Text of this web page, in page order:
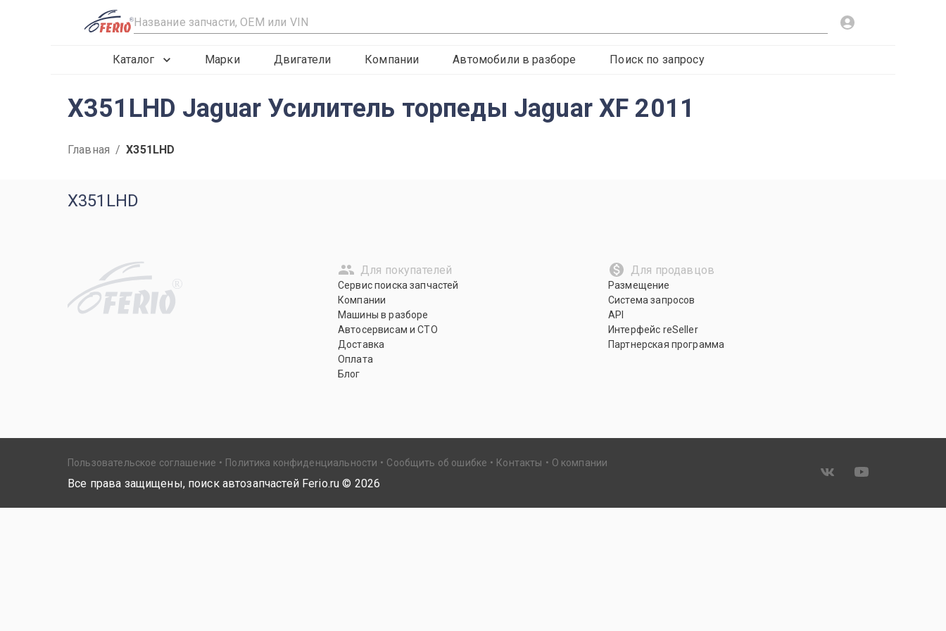
R
Каталог Марки Двигатели Компании Автомобили в разборе Поиск по запросу
X351LHD Jaguar Усилитель торпеды Jaguar XF 2011
Главная / X351LHD
X351LHD
R
Для покупателей
Сервис поиска запчастей
Компании
Машины в разборе
Автосервисам и СТО
Доставка
Оплата
Блог
Для продавцов
Размещение
Система запросов
API
Интерфейс reSeller
Партнерская программа
Пользовательское соглашение Политика конфиденциальности Сообщить об ошибке Контакты О компании
Все права защищены, поиск автозапчастей Ferio.ru © 2026